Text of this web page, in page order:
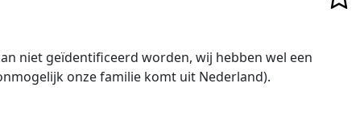
niet geïdentificeerd worden, wij hebben wel een
onze familie komt uit Nederland).